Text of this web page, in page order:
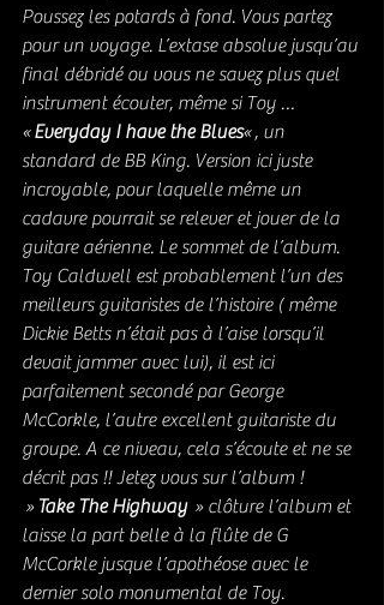
Poussez les potards à fond. Vous partez
pour un voyage. L’extase absolue jusqu’au
final débridé ou vous ne savez plus quel
instrument écouter, même si Toy …
« Everyday I have the Blues« , un
standard de BB King. Version ici juste
incroyable, pour laquelle même un
cadavre pourrait se relever et jouer de la
guitare aérienne. Le sommet de l’album.
Toy Caldwell est probablement l’un des
meilleurs guitaristes de l’histoire ( même
Dickie Betts n’était pas à l’aise lorsqu’il
devait jammer avec lui), il est ici
parfaitement secondé par George
McCorkle, l’autre excellent guitariste du
groupe. A ce niveau, cela s’écoute et ne se
décrit pas !! Jetez vous sur l’album !
» Take The Highway » clôture l’album et
laisse la part belle à la flûte de G
McCorkle jusque l’apothéose avec le
dernier solo monumental de Toy.